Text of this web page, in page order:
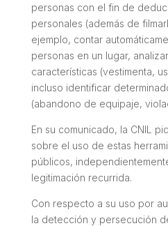
personas con el fin de
personales (además de
ejemplo, contar
personas en un lugar,
características (vestimenta,
incluso identificar
(abandono de equipaje,
En su comunicado, la CNIL
sobre el uso de estas
públicos,
legitimación recurrida.
Con respecto a su uso por
la detección y persecución